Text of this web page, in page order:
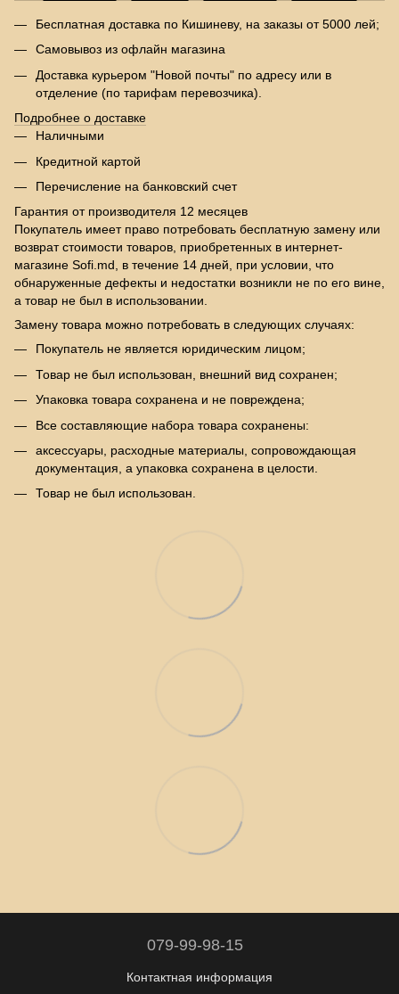
Бесплатная доставка по Кишиневу, на заказы от 5000 лей;
Самовывоз из офлайн магазина
Доставка курьером "Новой почты" по адресу или в
отделение (по тарифам перевозчика).
Подробнее о доставке
Наличными
Кредитной картой
Перечисление на банковский счет
Гарантия от производителя 12 месяцев
Покупатель имеет право потребовать бесплатную замену или
возврат стоимости товаров, приобретенных в интернет-
магазине Sofi.md, в течение 14 дней, при условии, что
обнаруженные дефекты и недостатки возникли не по его вине,
а товар не был в использовании.
Замену товара можно потребовать в следующих случаях:
Покупатель не является юридическим лицом;
Товар не был использован, внешний вид сохранен;
Упаковка товара сохранена и не повреждена;
Все составляющие набора товара сохранены:
аксессуары, расходные материалы, сопровождающая
документация, а упаковка сохранена в целости.
Товар не был использован.
079-99-98-15
Контактная информация